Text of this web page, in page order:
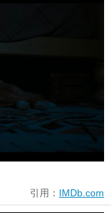
引用： IMDb.com